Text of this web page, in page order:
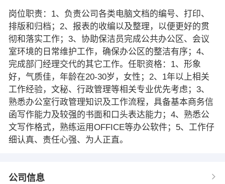
岗位职责：1、负责公司各类电脑文档的编号、打印、
排版和归档；2、报表的收编以及整理，以便更好的贯
彻和落实工作；3、协助保洁员完成公共办公区、会议
室环境的日常维护工作，确保办公区的整洁有序；4、
完成部门经理交代的其它工作。任职资格：1、形象
好，气质佳，年龄在20-30岁，女性；2、1年以上相关
工作经验，文秘、行政管理等相关专业优先考虑；3、
熟悉办公室行政管理知识及工作流程，具备基本商务信
函写作能力及较强的书面和口头表达能力；4、熟悉公
文写作格式，熟练运用OFFICE等办公软件；5、工作仔
细认真、责任心强、为人正直。
公司信息